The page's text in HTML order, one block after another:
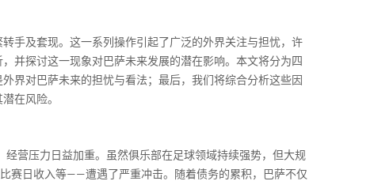
手及套现。这一系列操作引起了广泛的外界关注与担忧，许
并探讨这一现象对巴萨未来发展的潜在影响。本文将分为四
界对巴萨未来的担忧与看法；最后，我们将综合分析这些因
在风险。
营压力日益加重。虽然俱乐部在足球领域持续强势，但大规
赛日收入等——遭遇了严重冲击。随着债务的累积，巴萨不仅